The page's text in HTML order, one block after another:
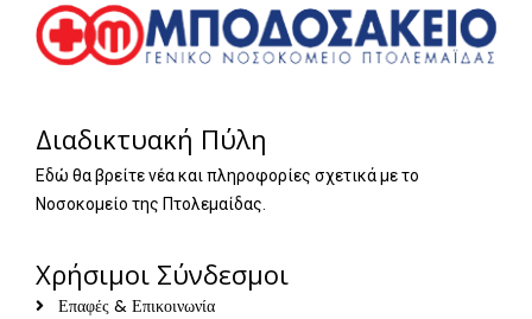
Διαδικτυακή Πύλη
Εδώ θα βρείτε νέα και πληροφορίες σχετικά με το
Νοσοκομείο της Πτολεμαίδας.
Χρήσιμοι Σύνδεσμοι
Επαφές & Επικοινωνία